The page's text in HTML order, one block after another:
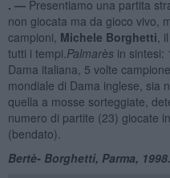
. — Presentiamo una partita
non giocata ma da gioco vivo,
campioni, Michele Borghetti ,
tutti i tempi. Palmarèsin sintesi:
Dama italiana, 5 volte
mondiale di Dama inglese, sia
quella a mosse sorteggiate,
numero di partite (23) giocate in
(bendato).
Bertè- Borghetti, Parma, 1998.